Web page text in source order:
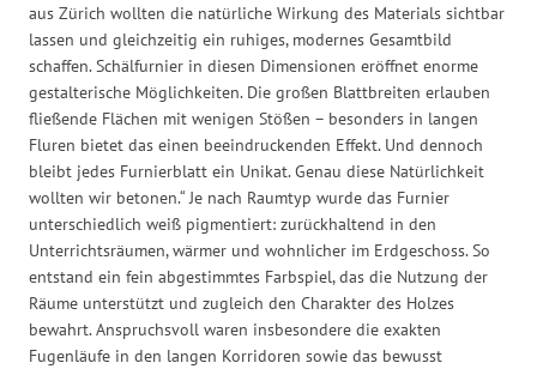
aus Zürich wollten die natürliche Wirkung des Materials sichtbar
lassen und gleichzeitig ein ruhiges, modernes Gesamtbild
schaffen. Schälfurnier in diesen Dimensionen eröffnet enorme
gestalterische Möglichkeiten. Die großen Blattbreiten erlauben
fließende Flächen mit wenigen Stößen – besonders in langen
Fluren bietet das einen beeindruckenden Effekt. Und dennoch
bleibt jedes Furnierblatt ein Unikat. Genau diese Natürlichkeit
wollten wir betonen.“ Je nach Raumtyp wurde das Furnier
unterschiedlich weiß pigmentiert: zurückhaltend in den
Unterrichtsräumen, wärmer und wohnlicher im Erdgeschoss. So
entstand ein fein abgestimmtes Farbspiel, das die Nutzung der
Räume unterstützt und zugleich den Charakter des Holzes
bewahrt. Anspruchsvoll waren insbesondere die exakten
Fugenläufe in den langen Korridoren sowie das bewusst